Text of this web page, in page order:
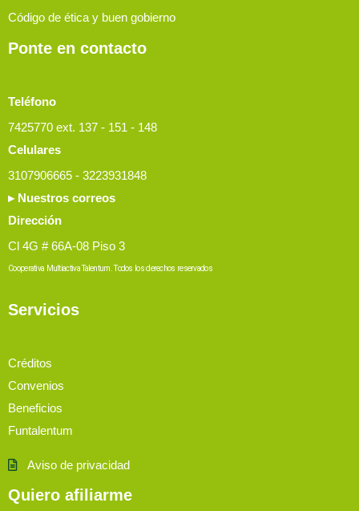
Código de ética y buen gobierno
Ponte en contacto
Teléfono
7425770 ext. 137 - 151 - 148
Celulares
3107906665 - 3223931848
▸ Nuestros correos
Dirección
Cl 4G # 66A-08 Piso 3
Cooperativa Multiactiva Talentum. Todos los derechos reservados
Servicios
Créditos
Convenios
Beneficios
Funtalentum
Aviso de privacidad
Quiero afiliarme